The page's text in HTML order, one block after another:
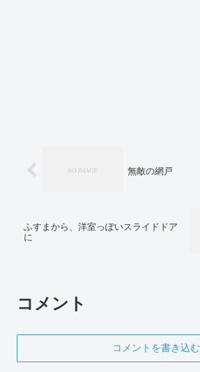
無敵の網戸
ふすまから、洋室っぽいスライドドア
に
コメント
コメントを書き込む